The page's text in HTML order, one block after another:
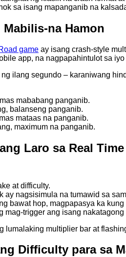
sa isang mapanganib na
Hamon
game ay isang crash‑style
app, na nagpapahintulot sa
ilang segundo – karaniwang
mababang panganib.
balanseng panganib.
mataas na panganib.
maximum na panganib.
Laro sa Real Time
at difficulty.
ay nagsisimula na tumawid sa
bawat hop, magpapasya ka
mag-trigger ang isang
lumalaking multiplier bar at
Difficulty para sa